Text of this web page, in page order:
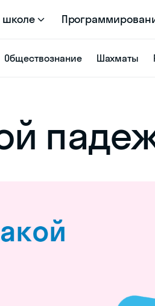
школе
Обществознание Шахматы